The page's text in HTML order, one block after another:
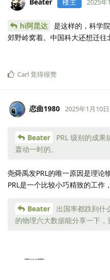
hi阿昆达
是这样的，科学
郊野岭窝着。中国科大还想迁往
Carl觉得很赞
恋曲1980 2025年1月10日
Beater
PRL 级别的成果
轰动一时的。
尧舜禹发PRL的唯一原因是理论
PRL是一个比较小巧精致的工作
Beater
出国率都跌到什
的物理六大数据能分享一下